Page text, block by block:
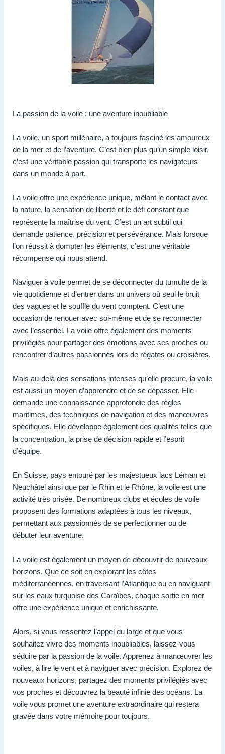
La passion de la voile : une aventure inoubliable
La voile, un sport millénaire, a toujours fasciné les amoureux
de la mer et de l’aventure. C’est bien plus qu’un simple loisir,
c’est une véritable passion qui transporte les navigateurs
dans un monde à part.
La voile offre une expérience unique, mêlant le contact avec
la nature, la sensation de liberté et le défi constant que
représente la maîtrise du vent. C’est un art subtil qui
demande patience, précision et persévérance. Mais lorsque
l’on réussit à dompter les éléments, c’est une véritable
récompense qui nous attend.
Naviguer à voile permet de se déconnecter du tumulte de la
vie quotidienne et d’entrer dans un univers où seul le bruit
des vagues et le souffle du vent comptent. C’est une
occasion de renouer avec soi-même et de se reconnecter
avec l’essentiel. La voile offre également des moments
privilégiés pour partager des émotions avec ses proches ou
rencontrer d’autres passionnés lors de régates ou croisières.
Mais au-delà des sensations intenses qu’elle procure, la voile
est aussi un moyen d’apprendre et de se dépasser. Elle
demande une connaissance approfondie des règles
maritimes, des techniques de navigation et des manœuvres
spécifiques. Elle développe également des qualités telles que
la concentration, la prise de décision rapide et l’esprit
d’équipe.
En Suisse, pays entouré par les majestueux lacs Léman et
Neuchâtel ainsi que par le Rhin et le Rhône, la voile est une
activité très prisée. De nombreux clubs et écoles de voile
proposent des formations adaptées à tous les niveaux,
permettant aux passionnés de se perfectionner ou de
débuter leur aventure.
La voile est également un moyen de découvrir de nouveaux
horizons. Que ce soit en explorant les côtes
méditerranéennes, en traversant l’Atlantique ou en naviguant
sur les eaux turquoise des Caraïbes, chaque sortie en mer
offre une expérience unique et enrichissante.
Alors, si vous ressentez l’appel du large et que vous
souhaitez vivre des moments inoubliables, laissez-vous
séduire par la passion de la voile. Apprenez à manœuvrer les
voiles, à lire le vent et à naviguer avec précision. Explorez de
nouveaux horizons, partagez des moments privilégiés avec
vos proches et découvrez la beauté infinie des océans. La
voile vous promet une aventure extraordinaire qui restera
gravée dans votre mémoire pour toujours.